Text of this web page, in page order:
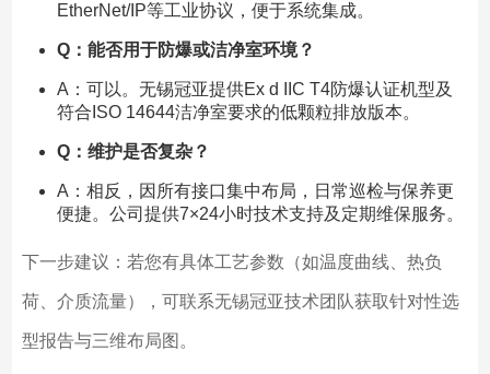
EtherNet/IP等工业协议，便于系统集成。
Q：能否用于防爆或洁净室环境？
A：可以。无锡冠亚提供Ex d IIC T4防爆认证机型及
符合ISO 14644洁净室要求的低颗粒排放版本。
Q：维护是否复杂？
A：相反，因所有接口集中布局，日常巡检与保养更
便捷。公司提供7×24小时技术支持及定期维保服务。
下一步建议：若您有具体工艺参数（如温度曲线、热负
荷、介质流量），可联系无锡冠亚技术团队获取针对性选
型报告与三维布局图。